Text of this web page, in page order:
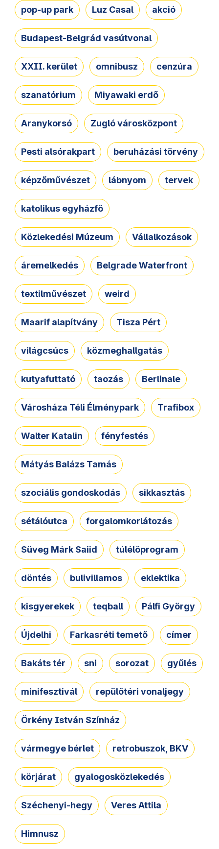
pop-up park Luz Casal akció
Budapest-Belgrád vasútvonal
XXII. kerület omnibusz cenzúra
szanatórium Miyawaki erdő
Aranykorsó Zugló városközpont
Pesti alsórakpart beruházási törvény
képzőművészet lábnyom tervek
katolikus egyházfő
Közlekedési Múzeum Vállalkozások
áremelkedés Belgrade Waterfront
textilművészet weird
Maarif alapítvány Tisza Pért
világcsúcs közmeghallgatás
kutyafuttató taozás Berlinale
Városháza Téli Élménypark Trafibox
Walter Katalin fényfestés
Mátyás Balázs Tamás
szociális gondoskodás sikkasztás
sétálóutca forgalomkorlátozás
Süveg Márk Saiid túlélőprogram
döntés bulivillamos eklektika
kisgyerekek teqball Pálfi György
Újdelhi Farkasréti temető címer
Bakáts tér sni sorozat gyűlés
minifesztivál repülőtéri vonaljegy
Örkény István Színház
vármegye bérlet retrobuszok, BKV
körjárat gyalogosközlekedés
Széchenyi-hegy Veres Attila
Himnusz